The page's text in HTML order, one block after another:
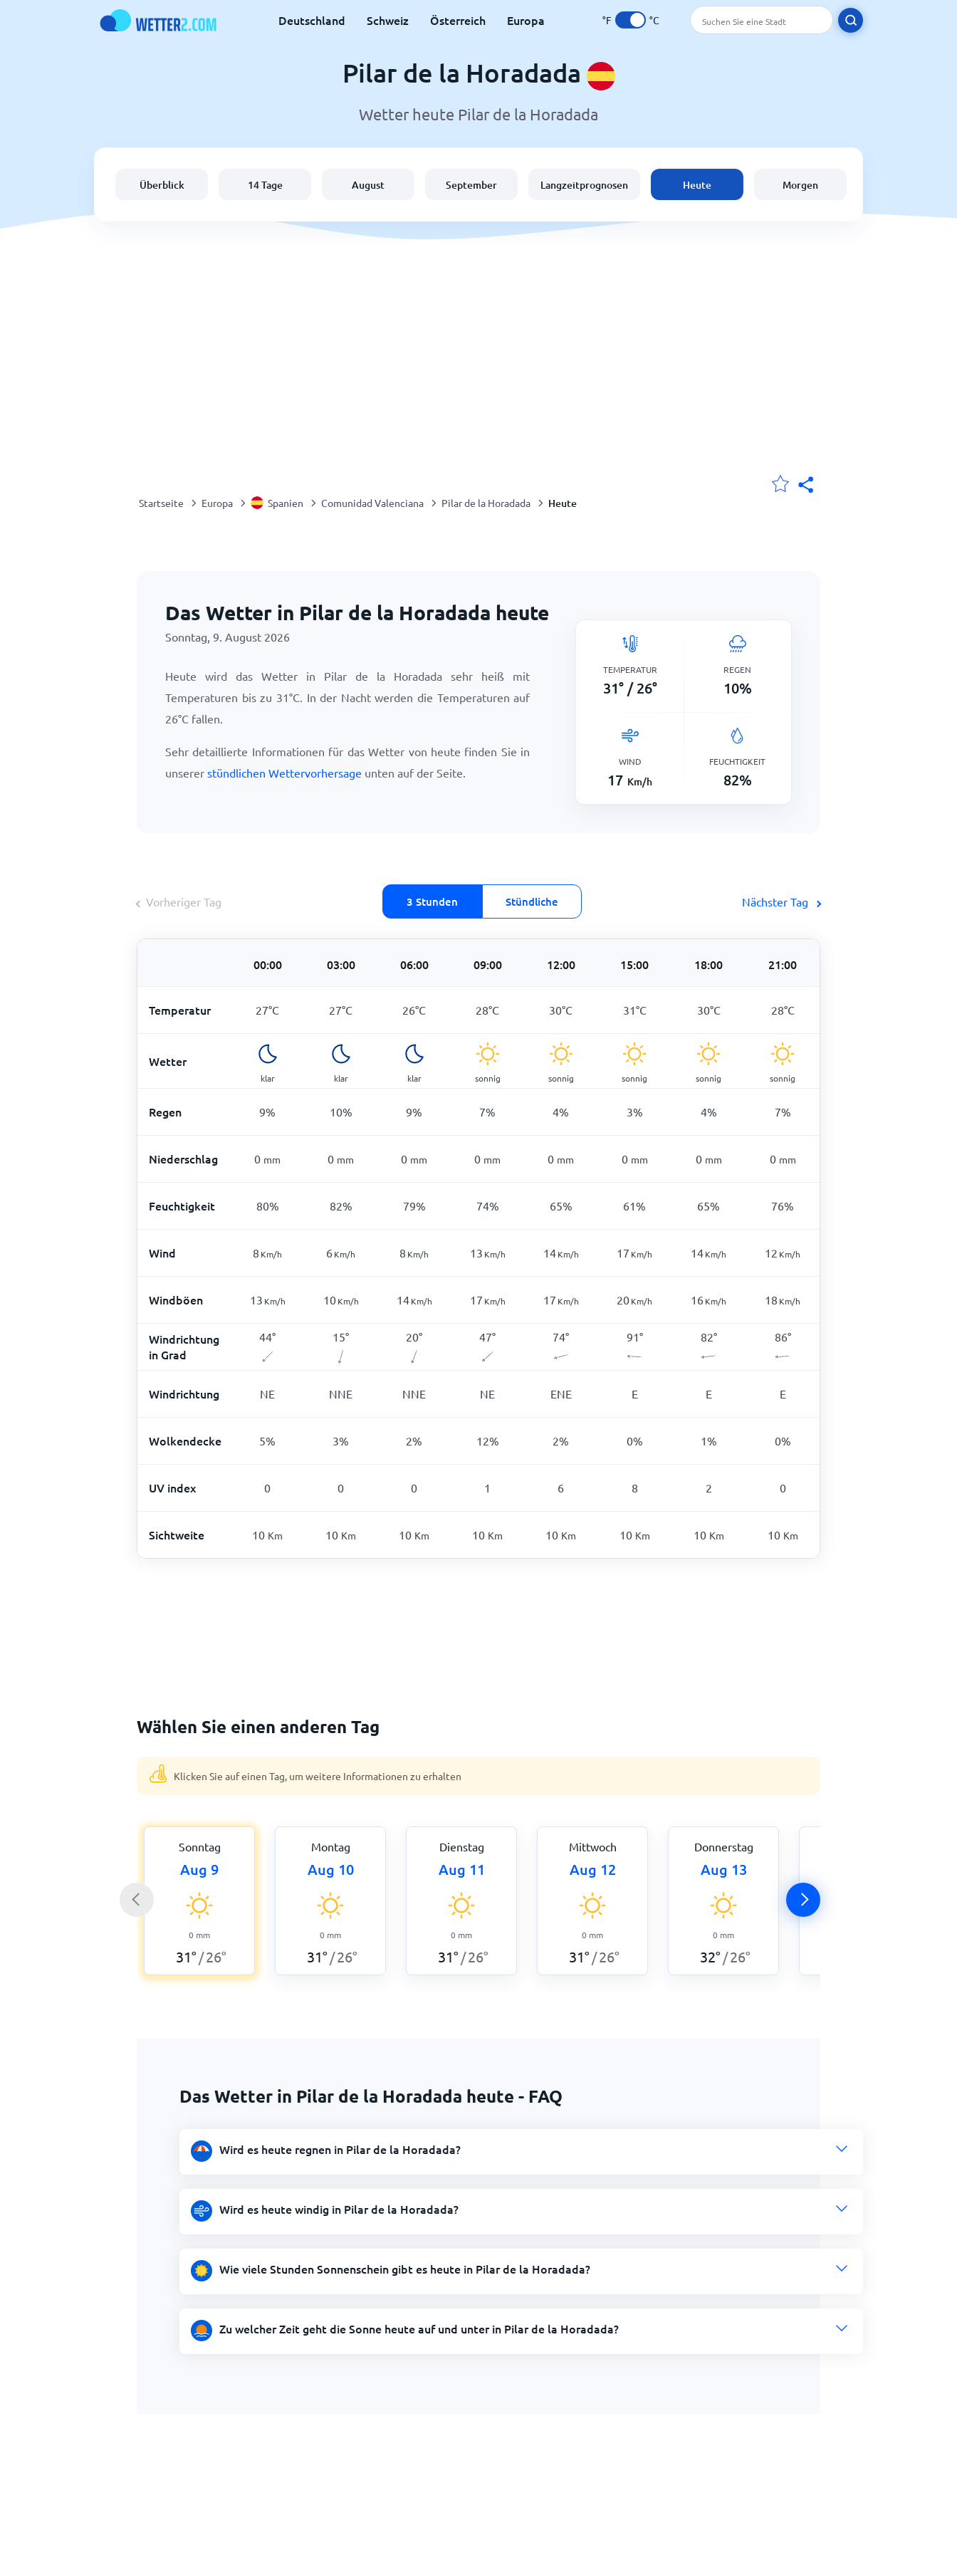
Deutschland Schweiz Österreich Europa °F °C
Pilar de la Horadada
Wetter heute Pilar de la Horadada
Überblick 14 Tage August September Langzeitprognosen Heute Morgen
Startseite Europa Spanien Comunidad Valenciana Pilar de la Horadada Heute
Das Wetter in Pilar de la Horadada heute
Sonntag, 9. August 2026
Heute wird das Wetter in Pilar de la Horadada sehr heiß mit
Temperaturen bis zu 31°C. In der Nacht werden die Temperaturen auf
26°C fallen.
Sehr detaillierte Informationen für das Wetter von heute finden Sie in
unserer stündlichen Wettervorhersage unten auf der Seite.
TEMPERATUR
31° / 26°
REGEN
10%
WIND
17 Km/h
FEUCHTIGKEIT
82%
Vorheriger Tag 3 Stunden Stündliche Nächster Tag
00:00 03:00 06:00 09:00 12:00 15:00 18:00 21:00
Temperatur 27°C 27°C 26°C 28°C 30°C 31°C 30°C 28°C
Wetter
klar klar klar sonnig sonnig sonnig sonnig sonnig
Regen 9% 10% 9% 7% 4% 3% 4% 7%
Niederschlag 0 mm 0 mm 0 mm 0 mm 0 mm 0 mm 0 mm 0 mm
Feuchtigkeit 80% 82% 79% 74% 65% 61% 65% 76%
Wind 8 Km/h 6Km/h 8 Km/h 13 Km/h 14 Km/h 17 Km/h 14Km/h 12 Km/h
Windböen 13 Km/h 10 Km/h 14 Km/h 17 Km/h 17 Km/h 20Km/h 16Km/h 18 Km/h
Windrichtung
in Grad
44° 15° 20° 47° 74° 91° 82° 86°
Windrichtung NE NNE NNE NE ENE E E E
Wolkendecke 5% 3% 2% 12% 2% 0% 1% 0%
UV index 0 0 0 1 6 8 2 0
Sichtweite 10 Km 10 Km 10 Km 10 Km 10 Km 10 Km 10 Km 10 Km
Wählen Sie einen anderen Tag
Klicken Sie auf einen Tag, um weitere Informationen zu erhalten
Sonntag
Aug 9
0 mm
31° /26°
Montag
Aug 10
0 mm
31° /26°
Dienstag
Aug 11
0 mm
31° /26°
Mittwoch
Aug 12
0 mm
31° /26°
Donnerstag
Aug 13
0 mm
32° /26°
Das Wetter in Pilar de la Horadada heute - FAQ
Wird es heute regnen in Pilar de la Horadada?
Wird es heute windig in Pilar de la Horadada?
Wie viele Stunden Sonnenschein gibt es heute in Pilar de la Horadada?
Zu welcher Zeit geht die Sonne heute auf und unter in Pilar de la Horadada?